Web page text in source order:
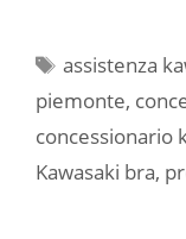
Tag
assistenza
piemonte,
concessionario
Kawasaki bra,